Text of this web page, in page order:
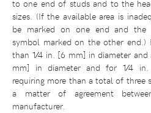
to one end of studs and to the
sizes. (If the available area is
be marked on one end and the
symbol marked on the other end.)
than 1⁄4 in. [6 mm] in diameter
mm] in diameter and for 1⁄4
requiring more than a total of three
a matter of agreement
manufacturer.